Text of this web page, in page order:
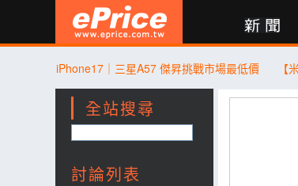
評測 討論 產品 買賣 商城
iPhone17｜三星A57 傑昇挑戰市場最低價
全站搜尋
討論列表